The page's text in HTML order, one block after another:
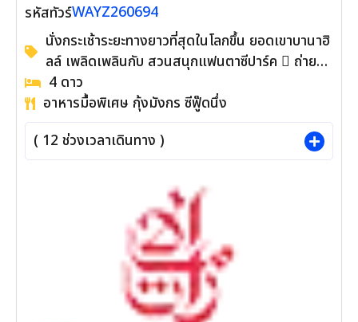
รหัสทัวร์WAYZ260694
นั่งกระเช้าระยะทางยาวที่สุดในโลกขึ้น ยอดเขาบานาฮิ
ลล์ เพลิดเพลินกับ สวนสนุกแฟนตาซีปาร์ค  ถ่าย
ภาพกับแลนด์มาร์คใหม่ สะพานโกเด้นบริดจ์ ตื่นตา
กับโซนใหม่ Eclipse Square  ชมอารยธรรม
ด้ง ชมวัฒนธรรมอันสวยงามของชาวท้องถิ่น  สัก
Café คาเฟ่ริมทะเล ชม The Heritage Show 
ช้อปปิ้ง ร้านผ้าไหม, ร้านหยก อัญมณี, ร้านแกะสลัก
หินอ่อน, ร้านเยื่อไม้ไผ่, และร้านกาแฟ
4 ดาว
อาหารมื้อพิเศษ กุ้งมังกร ซีฟู๊ดนึ่ง
( 12 ช่วงเวลาเดินทาง )